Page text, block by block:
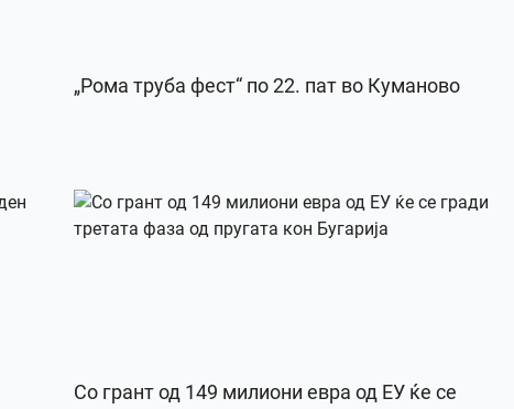
„Рома труба фест“ по 22. пат во Куманово
Со грант од 149 милиони евра од ЕУ ќе се